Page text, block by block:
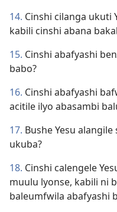
14. Cinshi cilanga ukuti
kabili cinshi abana
15. Cinshi abafyashi
babo?
16. Cinshi abafyashi
acitile ilyo abasambi
17. Bushe Yesu
ukuba?
18. Cinshi calengele
muulu lyonse, kabili ni
baleumfwila abafyashi